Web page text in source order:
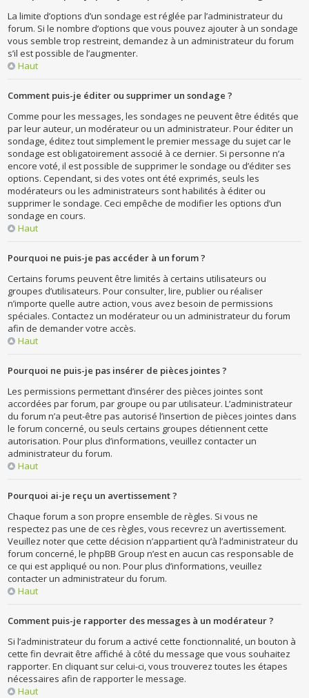
La limite d’options d’un sondage est réglée par l’administrateur du
forum. Si le nombre d’options que vous pouvez ajouter à un sondage
vous semble trop restreint, demandez à un administrateur du forum
s’il est possible de l’augmenter.
Haut
Comment puis-je éditer ou supprimer un sondage ?
Comme pour les messages, les sondages ne peuvent être édités que
par leur auteur, un modérateur ou un administrateur. Pour éditer un
sondage, éditez tout simplement le premier message du sujet car le
sondage est obligatoirement associé à ce dernier. Si personne n’a
encore voté, il est possible de supprimer le sondage ou d’éditer ses
options. Cependant, si des votes ont été exprimés, seuls les
modérateurs ou les administrateurs sont habilités à éditer ou
supprimer le sondage. Ceci empêche de modifier les options d’un
sondage en cours.
Haut
Pourquoi ne puis-je pas accéder à un forum ?
Certains forums peuvent être limités à certains utilisateurs ou
groupes d’utilisateurs. Pour consulter, lire, publier ou réaliser
n’importe quelle autre action, vous avez besoin de permissions
spéciales. Contactez un modérateur ou un administrateur du forum
afin de demander votre accès.
Haut
Pourquoi ne puis-je pas insérer de pièces jointes ?
Les permissions permettant d’insérer des pièces jointes sont
accordées par forum, par groupe ou par utilisateur. L’administrateur
du forum n’a peut-être pas autorisé l’insertion de pièces jointes dans
le forum concerné, ou seuls certains groupes détiennent cette
autorisation. Pour plus d’informations, veuillez contacter un
administrateur du forum.
Haut
Pourquoi ai-je reçu un avertissement ?
Chaque forum a son propre ensemble de règles. Si vous ne
respectez pas une de ces règles, vous recevrez un avertissement.
Veuillez noter que cette décision n’appartient qu’à l’administrateur du
forum concerné, le phpBB Group n’est en aucun cas responsable de
ce qui est appliqué ou non. Pour plus d’informations, veuillez
contacter un administrateur du forum.
Haut
Comment puis-je rapporter des messages à un modérateur ?
Si l’administrateur du forum a activé cette fonctionnalité, un bouton à
cette fin devrait être affiché à côté du message que vous souhaitez
rapporter. En cliquant sur celui-ci, vous trouverez toutes les étapes
nécessaires afin de rapporter le message.
Haut